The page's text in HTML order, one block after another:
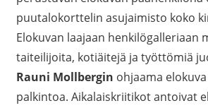
puutalokorttelin asujaimisto koko
Elokuvan laajaan henkilögalleriaan
taiteilijoita, kotiäitejä ja työttömiä
Rauni Mollbergin ohjaama
palkintoa. Aikalaiskriitikot antoivat